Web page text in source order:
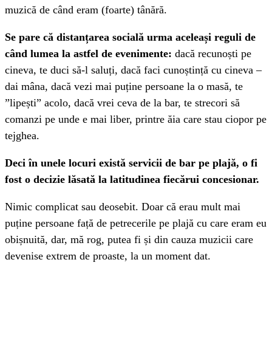
muzică de când eram (foarte) tânără.
Se pare că distanțarea socială urma aceleași reguli de
când lumea la astfel de evenimente: dacă recunoști pe
cineva, te duci să-l saluți, dacă faci cunoștință cu cineva –
dai mâna, dacă vezi mai puține persoane la o masă, te
”lipești” acolo, dacă vrei ceva de la bar, te strecori să
comanzi pe unde e mai liber, printre ăia care stau ciopor pe
tejghea.
Deci în unele locuri există servicii de bar pe plajă, o fi
fost o decizie lăsată la latitudinea fiecărui concesionar.
Nimic complicat sau deosebit. Doar că erau mult mai
puține persoane față de petrecerile pe plajă cu care eram eu
obișnuită, dar, mă rog, putea fi și din cauza muzicii care
devenise extrem de proaste, la un moment dat.